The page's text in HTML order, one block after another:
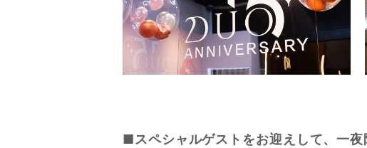
■スペシャルゲストをお迎えして、一夜